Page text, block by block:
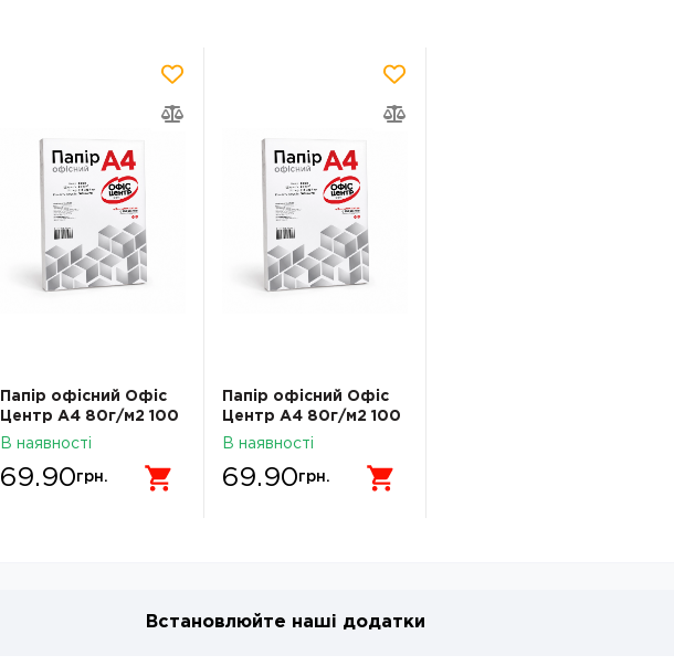
Папір офісний Офіс
Центр А4 80г/м2 100
аркушів клас С
В наявності
69.90 грн.
Папір офісний Офіс
Центр А4 80г/м2 100
аркушів клас С
В наявності
69.90 грн.
Встановлюйте наші додатки